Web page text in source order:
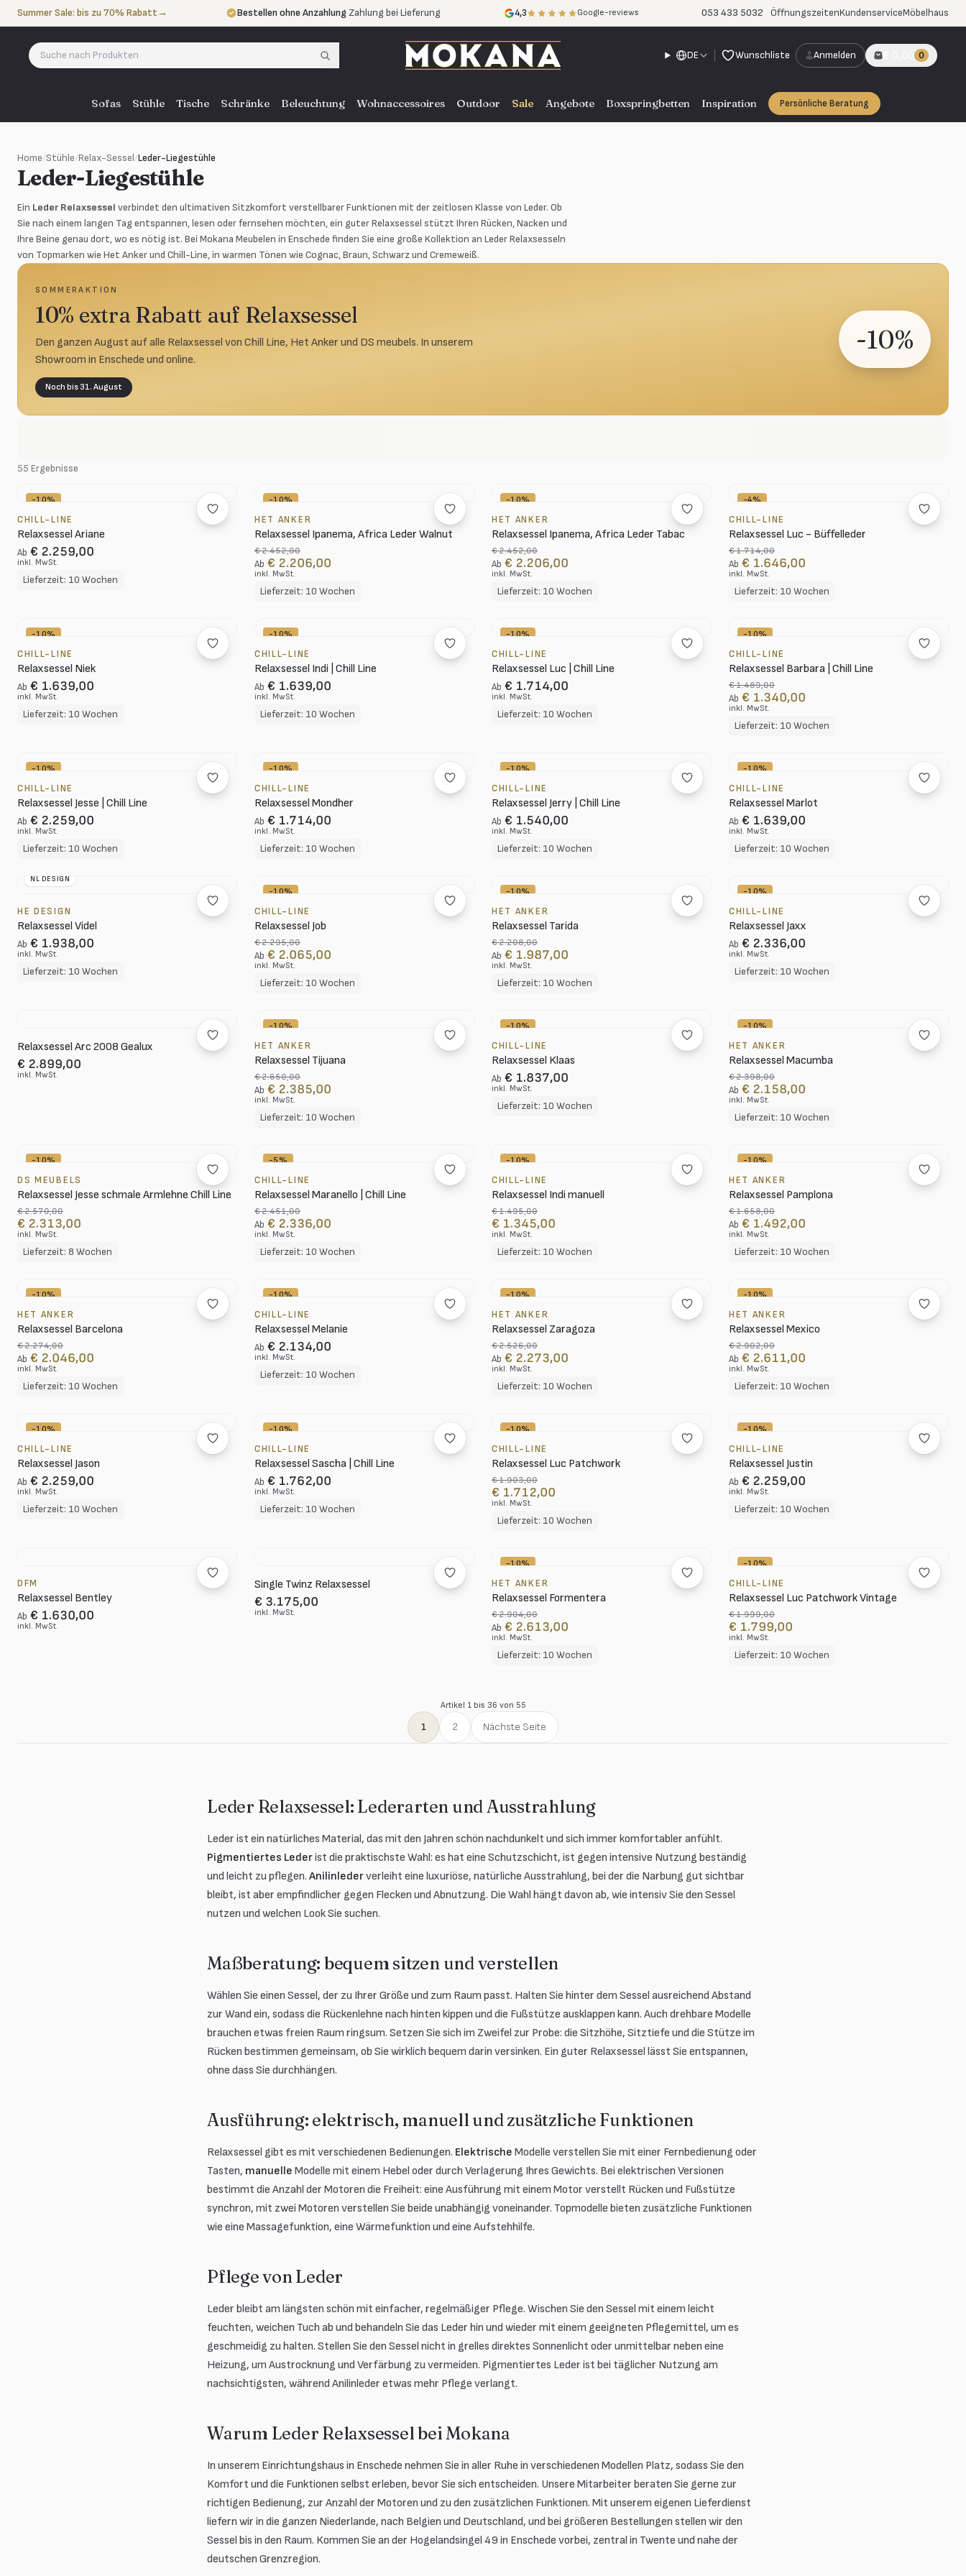
Zum Inhalt springen
Summer Sale: bis zu 70% Rabatt→ Bestellen ohne Anzahlung Zahlung bei Lieferung
in ganz NL, BE und DE
4,3 Google-reviews 053 433 5032 ÖffnungszeitenKundenserviceMöbelhaus
DE Wunschliste Anmelden € 0,00 0
Sofas Stühle Tische Schränke Beleuchtung Wohnaccessoires Outdoor Sale Angebote Boxspringbetten Inspiration Persönliche Beratung
Home/Stühle/Relax-Sessel/Leder-Liegestühle
Leder-Liegestühle
Ein Leder Relaxsessel verbindet den ultimativen Sitzkomfort verstellbarer Funktionen mit der zeitlosen Klasse von Leder. Ob
Sie nach einem langen Tag entspannen, lesen oder fernsehen möchten, ein guter Relaxsessel stützt Ihren Rücken, Nacken und
Ihre Beine genau dort, wo es nötig ist. Bei Mokana Meubelen in Enschede finden Sie eine große Kollektion an Leder Relaxsesseln
von Topmarken wie Het Anker und Chill-Line, in warmen Tönen wie Cognac, Braun, Schwarz und Cremeweiß.
SOMMERAKTION
10% extra Rabatt auf Relaxsessel
Den ganzen August auf alle Relaxsessel von Chill Line, Het Anker und DS meubels. In unserem
Showroom in Enschede und online.
Noch bis 31. August
-10%
55 Ergebnisse
-10%
CHILL-LINE
Relaxsessel Ariane
Ab € 2.259,00
inkl. MwSt.
Lieferzeit: 10 Wochen
-10%
HET ANKER
Relaxsessel Ipanema, Africa Leder Walnut
€ 2.452,00
Ab € 2.206,00
inkl. MwSt.
Lieferzeit: 10 Wochen
-10%
HET ANKER
Relaxsessel Ipanema, Africa Leder Tabac
€ 2.452,00
Ab € 2.206,00
inkl. MwSt.
Lieferzeit: 10 Wochen
-4%
CHILL-LINE
Relaxsessel Luc - Büffelleder
€ 1.714,00
Ab € 1.646,00
inkl. MwSt.
Lieferzeit: 10 Wochen
-10%
CHILL-LINE
Relaxsessel Niek
Ab € 1.639,00
inkl. MwSt.
Lieferzeit: 10 Wochen
-10%
CHILL-LINE
Relaxsessel Indi | Chill Line
Ab € 1.639,00
inkl. MwSt.
Lieferzeit: 10 Wochen
-10%
CHILL-LINE
Relaxsessel Luc | Chill Line
Ab € 1.714,00
inkl. MwSt.
Lieferzeit: 10 Wochen
-10%
CHILL-LINE
Relaxsessel Barbara | Chill Line
€ 1.489,00
Ab € 1.340,00
inkl. MwSt.
Lieferzeit: 10 Wochen
-10%
CHILL-LINE
Relaxsessel Jesse | Chill Line
Ab € 2.259,00
inkl. MwSt.
Lieferzeit: 10 Wochen
-10%
CHILL-LINE
Relaxsessel Mondher
Ab € 1.714,00
inkl. MwSt.
Lieferzeit: 10 Wochen
-10%
CHILL-LINE
Relaxsessel Jerry | Chill Line
Ab € 1.540,00
inkl. MwSt.
Lieferzeit: 10 Wochen
-10%
CHILL-LINE
Relaxsessel Marlot
Ab € 1.639,00
inkl. MwSt.
Lieferzeit: 10 Wochen
NL DESIGN
HE DESIGN
Relaxsessel Videl
Ab € 1.938,00
inkl. MwSt.
Lieferzeit: 10 Wochen
-10%
CHILL-LINE
Relaxsessel Job
€ 2.295,00
Ab € 2.065,00
inkl. MwSt.
Lieferzeit: 10 Wochen
-10%
HET ANKER
Relaxsessel Tarida
€ 2.208,00
Ab € 1.987,00
inkl. MwSt.
Lieferzeit: 10 Wochen
-10%
CHILL-LINE
Relaxsessel Jaxx
Ab € 2.336,00
inkl. MwSt.
Lieferzeit: 10 Wochen
Relaxsessel Arc 2008 Gealux
€ 2.899,00
inkl. MwSt.
-10%
HET ANKER
Relaxsessel Tijuana
€ 2.650,00
Ab € 2.385,00
inkl. MwSt.
Lieferzeit: 10 Wochen
-10%
CHILL-LINE
Relaxsessel Klaas
Ab € 1.837,00
inkl. MwSt.
Lieferzeit: 10 Wochen
-10%
HET ANKER
Relaxsessel Macumba
€ 2.398,00
Ab € 2.158,00
inkl. MwSt.
Lieferzeit: 10 Wochen
-10%
DS MEUBELS
Relaxsessel Jesse schmale Armlehne Chill Line
€ 2.570,00
€ 2.313,00
inkl. MwSt.
Lieferzeit: 8 Wochen
-5%
CHILL-LINE
Relaxsessel Maranello | Chill Line
€ 2.451,00
Ab € 2.336,00
inkl. MwSt.
Lieferzeit: 10 Wochen
-10%
CHILL-LINE
Relaxsessel Indi manuell
€ 1.495,00
€ 1.345,00
inkl. MwSt.
Lieferzeit: 10 Wochen
-10%
HET ANKER
Relaxsessel Pamplona
€ 1.658,00
Ab € 1.492,00
inkl. MwSt.
Lieferzeit: 10 Wochen
-10%
HET ANKER
Relaxsessel Barcelona
€ 2.274,00
Ab € 2.046,00
inkl. MwSt.
Lieferzeit: 10 Wochen
-10%
CHILL-LINE
Relaxsessel Melanie
Ab € 2.134,00
inkl. MwSt.
Lieferzeit: 10 Wochen
-10%
HET ANKER
Relaxsessel Zaragoza
€ 2.526,00
Ab € 2.273,00
inkl. MwSt.
Lieferzeit: 10 Wochen
-10%
HET ANKER
Relaxsessel Mexico
€ 2.902,00
Ab € 2.611,00
inkl. MwSt.
Lieferzeit: 10 Wochen
-10%
CHILL-LINE
Relaxsessel Jason
Ab € 2.259,00
inkl. MwSt.
Lieferzeit: 10 Wochen
-10%
CHILL-LINE
Relaxsessel Sascha | Chill Line
Ab € 1.762,00
inkl. MwSt.
Lieferzeit: 10 Wochen
-10%
CHILL-LINE
Relaxsessel Luc Patchwork
€ 1.903,00
€ 1.712,00
inkl. MwSt.
Lieferzeit: 10 Wochen
-10%
CHILL-LINE
Relaxsessel Justin
Ab € 2.259,00
inkl. MwSt.
Lieferzeit: 10 Wochen
DFM
Relaxsessel Bentley
Ab € 1.630,00
inkl. MwSt.
Single Twinz Relaxsessel
€ 3.175,00
inkl. MwSt.
-10%
HET ANKER
Relaxsessel Formentera
€ 2.904,00
Ab € 2.613,00
inkl. MwSt.
Lieferzeit: 10 Wochen
-10%
CHILL-LINE
Relaxsessel Luc Patchwork Vintage
€ 1.999,00
€ 1.799,00
inkl. MwSt.
Lieferzeit: 10 Wochen
Artikel 1 bis 36 von 55
1 2 Nächste Seite
Leder Relaxsessel: Lederarten und Ausstrahlung
Leder ist ein natürliches Material, das mit den Jahren schön nachdunkelt und sich immer komfortabler anfühlt.
Pigmentiertes Lederist die praktischste Wahl: es hat eine Schutzschicht, ist gegen intensive Nutzung beständig
und leicht zu pflegen. Anilinlederverleiht eine luxuriöse, natürliche Ausstrahlung, bei der die Narbung gut sichtbar
bleibt, ist aber empfindlicher gegen Flecken und Abnutzung. Die Wahl hängt davon ab, wie intensiv Sie den Sessel
nutzen und welchen Look Sie suchen.
Maßberatung: bequem sitzen und verstellen
Wählen Sie einen Sessel, der zu Ihrer Größe und zum Raum passt. Halten Sie hinter dem Sessel ausreichend Abstand
zur Wand ein, sodass die Rückenlehne nach hinten kippen und die Fußstütze ausklappen kann. Auch drehbare Modelle
brauchen etwas freien Raum ringsum. Setzen Sie sich im Zweifel zur Probe: die Sitzhöhe, Sitztiefe und die Stütze im
Rücken bestimmen gemeinsam, ob Sie wirklich bequem darin versinken. Ein guter Relaxsessel lässt Sie entspannen,
ohne dass Sie durchhängen.
Ausführung: elektrisch, manuell und zusätzliche Funktionen
Relaxsessel gibt es mit verschiedenen Bedienungen. Elektrische Modelle verstellen Sie mit einer Fernbedienung oder
Tasten, manuelle Modelle mit einem Hebel oder durch Verlagerung Ihres Gewichts. Bei elektrischen Versionen
bestimmt die Anzahl der Motoren die Freiheit: eine Ausführung mit einem Motor verstellt Rücken und Fußstütze
synchron, mit zwei Motoren verstellen Sie beide unabhängig voneinander. Topmodelle bieten zusätzliche Funktionen
wie eine Massagefunktion, eine Wärmefunktion und eine Aufstehhilfe.
Pflege von Leder
Leder bleibt am längsten schön mit einfacher, regelmäßiger Pflege. Wischen Sie den Sessel mit einem leicht
feuchten, weichen Tuch ab und behandeln Sie das Leder hin und wieder mit einem geeigneten Pflegemittel, um es
geschmeidig zu halten. Stellen Sie den Sessel nicht in grelles direktes Sonnenlicht oder unmittelbar neben eine
Heizung, um Austrocknung und Verfärbung zu vermeiden. Pigmentiertes Leder ist bei täglicher Nutzung am
nachsichtigsten, während Anilinleder etwas mehr Pflege verlangt.
Warum Leder Relaxsessel bei Mokana
In unserem Einrichtungshaus in Enschede nehmen Sie in aller Ruhe in verschiedenen Modellen Platz, sodass Sie den
Komfort und die Funktionen selbst erleben, bevor Sie sich entscheiden. Unsere Mitarbeiter beraten Sie gerne zur
richtigen Bedienung, zur Anzahl der Motoren und zu den zusätzlichen Funktionen. Mit unserem eigenen Lieferdienst
liefern wir in die ganzen Niederlande, nach Belgien und Deutschland, und bei größeren Bestellungen stellen wir den
Sessel bis in den Raum. Kommen Sie an der Hogelandsingel 49 in Enschede vorbei, zentral in Twente und nahe der
deutschen Grenzregion.